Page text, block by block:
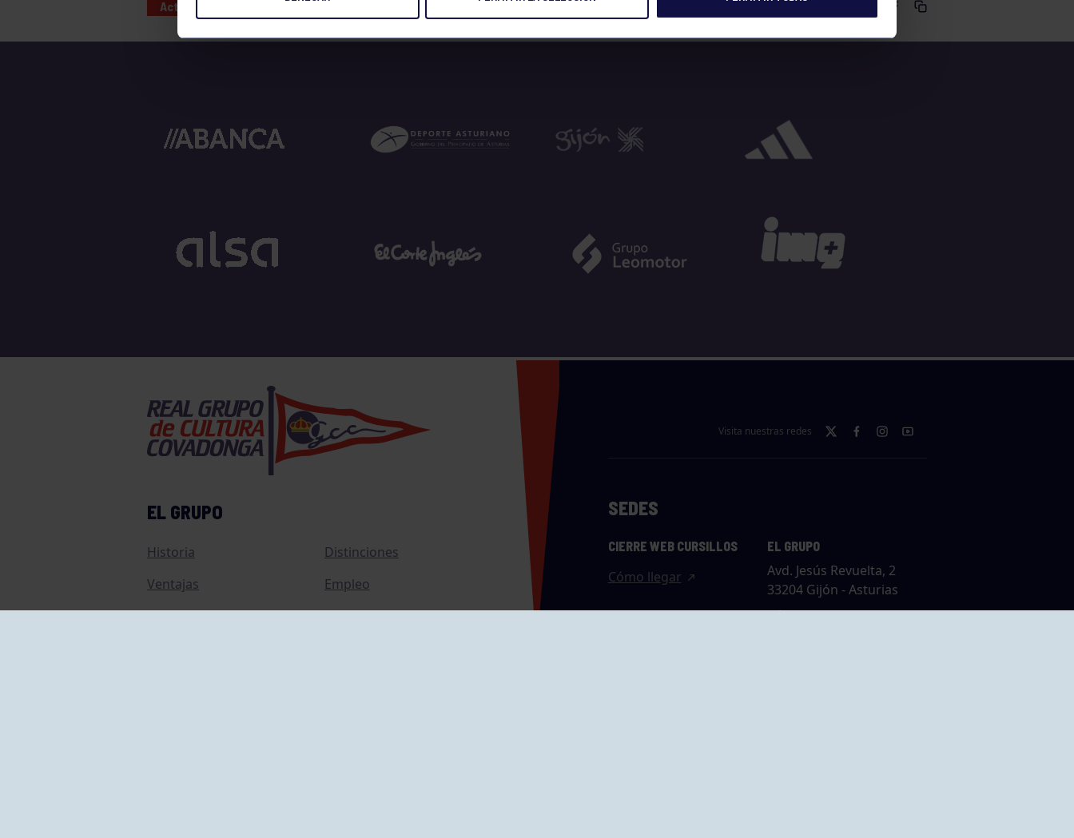
Actividades deportivas 03 NOV 2025
EL GRUPO
Historia
Distinciones
Ventajas
Empleo
Junta directiva
Publicaciones
Visita nuestras redes
SEDES
CIERRE WEB CURSILLOS
Cómo llegar
EL GRUPO
Avd. Jesús Revuelta, 2
33204 Gijón - Asturias
Cómo llegar